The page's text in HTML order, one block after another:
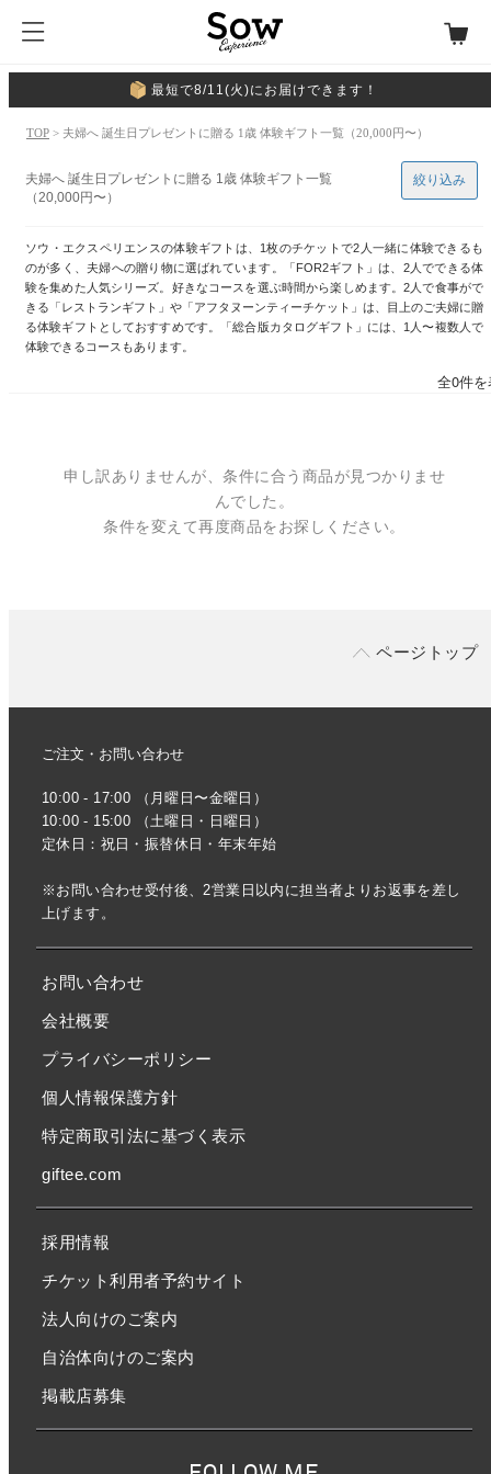
最短で8/11(火)にお届けできます！
TOP > 夫婦へ 誕生日プレゼントに贈る 1歳 体験ギフト一覧（20,000円〜）
夫婦へ 誕生日プレゼントに贈る 1歳 体験ギフト一覧
（20,000円〜）
ソウ・エクスペリエンスの体験ギフトは、1枚のチケットで2人一緒に体験できるも
のが多く、夫婦への贈り物に選ばれています。「FOR2ギフト」は、2人でできる体
験を集めた人気シリーズ。好きなコースを選ぶ時間から楽しめます。2人で食事がで
きる「レストランギフト」や「アフタヌーンティーチケット」は、目上のご夫婦に贈
る体験ギフトとしておすすめです。「総合版カタログギフト」には、1人〜複数人で
体験できるコースもあります。
絞り込み
全0件
申し訳ありませんが、条件に合う商品が見つかりませ
んでした。
条件を変えて再度商品をお探しください。
ページトップ
ご注文・お問い合わせ
10:00 - 17:00 （月曜日〜金曜日）
10:00 - 15:00 （土曜日・日曜日）
定休日：祝日・振替休日・年末年始
※お問い合わせ受付後、2営業日以内に担当者よりお返事を差し
上げます。
お問い合わせ
会社概要
プライバシーポリシー
個人情報保護方針
特定商取引法に基づく表示
giftee.com
採用情報
チケット利用者予約サイト
法人向けのご案内
自治体向けのご案内
掲載店募集